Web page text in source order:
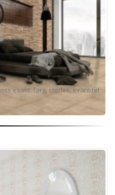
exakt: färg, storlek, kvantitet